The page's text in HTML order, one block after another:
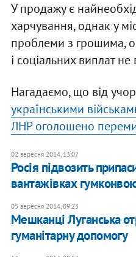
У продажу є
харчування, однак у
проблеми з грошима,
і соціальних виплат
Нагадаємо, що від
українськими
ЛНР оголошено
02 вересня 2014, 13:07
Росія підвозить
вантажівках
05 вересня 2014, 09:23
Мешканці Луганська
гуманітарну допомогу